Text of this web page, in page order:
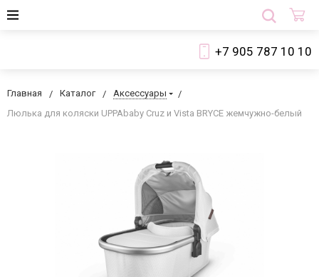
+7 905 787 10 10
Главная Каталог
Аксессуары
Люлька для коляски UPPAbaby Cruz и Vista BRYCE жемчужно-белый